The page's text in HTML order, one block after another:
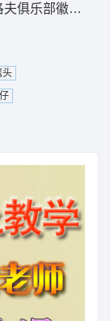
夫俱乐部徽章 男
头